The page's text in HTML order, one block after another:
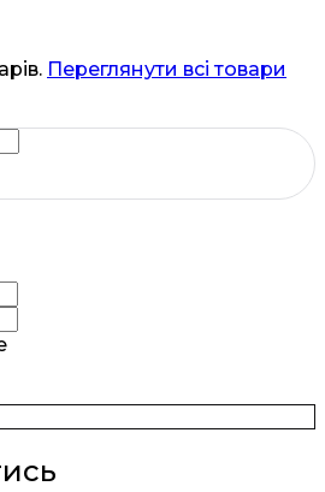
Переглянути всі товари